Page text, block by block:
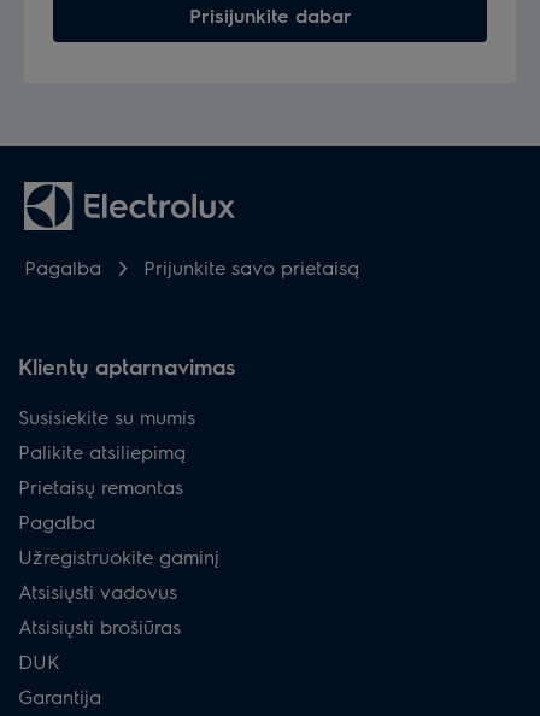
Prisijunkite dabar
Pagalba Prijunkite savo prietaisą
Klientų aptarnavimas
Susisiekite su mumis
Palikite atsiliepimą
Prietaisų remontas
Pagalba
Užregistruokite gaminį
Atsisiųsti vadovus
Atsisiųsti brošiūras
DUK
Garantija